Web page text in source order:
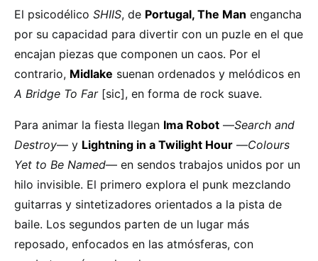
El psicodélico SHIIS, de Portugal, The Man engancha
por su capacidad para divertir con un puzle en el que
encajan piezas que componen un caos. Por el
contrario, Midlake suenan ordenados y melódicos en
A Bridge To Far[sic], en forma de rock suave.
Para animar la fiesta llegan Ima Robot —Search and
Destroy— y Lightning in a Twilight Hour —Colours
Yet to Be Named— en sendos trabajos unidos por un
hilo invisible. El primero explora el punk mezclando
guitarras y sintetizadores orientados a la pista de
baile. Los segundos parten de un lugar más
reposado, enfocados en las atmósferas, con